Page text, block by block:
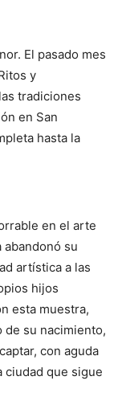
El pasado mes
y
tradiciones
en San
hasta la
en el arte
abandonó su
artística a las
hijos
esta muestra,
de su nacimiento,
con aguda
ciudad que sigue